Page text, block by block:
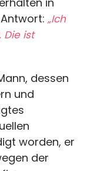
„Ich
Die ist
dessen
und
worden, er
der